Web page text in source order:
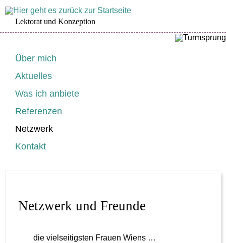
Lektorat und Konzeption
Navigation
Über mich
Aktuelles
Was ich anbiete
Referenzen
Netzwerk
Kontakt
Netzwerk und Freunde
die vielseitigsten Frauen Wiens …